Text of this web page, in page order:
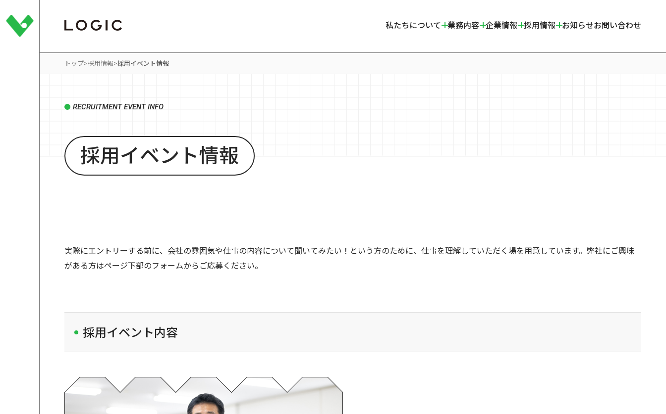
私たちについて 業務内容 企業情報 採用情報 お知らせお問い合わせ
トップ 採用情報 採用イベント情報
RECRUITMENT EVENT INFO
採用イベント情報
実際にエントリーする前に、会社の雰囲気や仕事の内容について聞いてみたい！という方のために、仕事を理解していただく場を用意しています。弊社にご興味
がある方はページ下部のフォームからご応募ください。
採用イベント内容